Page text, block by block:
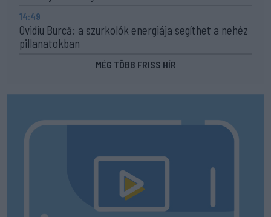
14:49
Ovidiu Burcă: a szurkolók energiája segíthet a nehéz
pillanatokban
MÉG TÖBB FRISS HÍR